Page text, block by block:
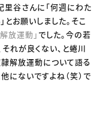
里谷さんに「何週にわた
お願いしました。そこ
放運動」 でした。今の若
れが良くない、と蜷川
解放運動について語る
にないですよね（笑）で